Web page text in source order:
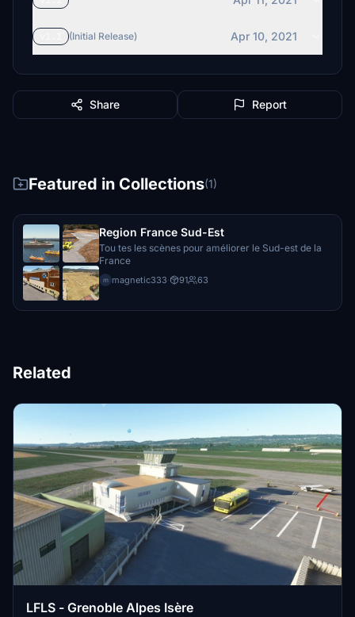
(Initial Release) Apr 10, 2021
Share Report
Featured in Collections(1)
Region France Sud-Est
Tou tes les scènes pour améliorer le Sud-est de la
France
m magnetic333· 91 63
Related
LFLS - Grenoble Alpes Isère